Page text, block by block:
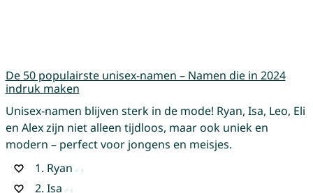
De 50 populairste unisex-namen – Namen die in 2024
indruk maken
Unisex-namen blijven sterk in de mode! Ryan, Isa, Leo, Eli
en Alex zijn niet alleen tijdloos, maar ook uniek en
modern – perfect voor jongens en meisjes.
1. Ryan
2. Isa